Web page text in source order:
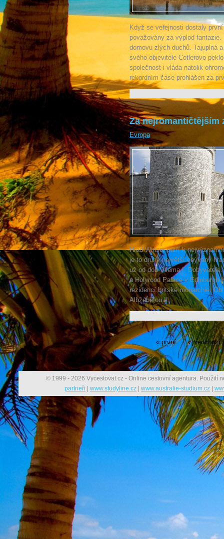
Když se veřejnosti dostaly
považovány za výplod
domovu zlých duchů. Tajuplná
svého objevitele Cotlerovo
společnost i vláda natolik
rekordním čase prohlášen za
Za nejromantičtějším
Evropa
Hrad Winsor patří k
je to druhý největší obývaný
už od dob Viléma I.
a Holyrood Palace v
rezidencí britské monarchie.
Albžebětou II.
« první ‹ předchozí
© 1999 - 2026 Vycestovat.cz - Online cestovní agentura. Použití
partneři | www.studyline.cz | www.australie-studium.cz |